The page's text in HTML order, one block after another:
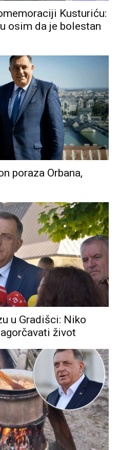
Kusturiću:
osim da je bolestan
poraza Orbana,
u Gradišci: Niko
život